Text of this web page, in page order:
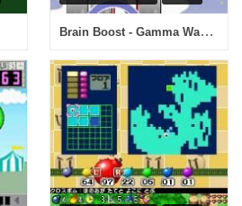
Brain Boost - Gamma Wave (USA)